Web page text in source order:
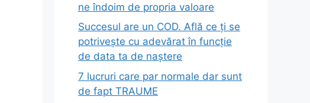
ne îndoim de propria valoare
Succesul are un COD. Află ce ți se
potrivește cu adevărat în funcție
de data ta de naștere
7 lucruri care par normale dar sunt
de fapt TRAUME